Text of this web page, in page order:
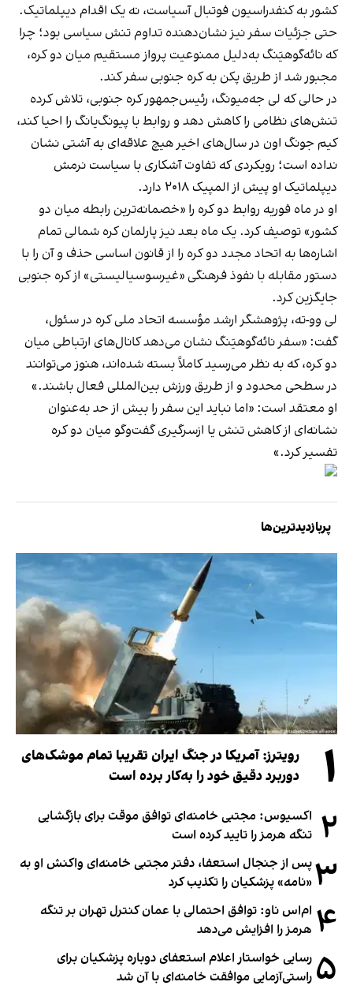
کشور به کنفدراسیون فوتبال آسیاست، نه یک اقدام دیپلماتیک.
حتی جزئیات سفر نیز نشان‌دهنده تداوم تنش سیاسی بود؛ چرا
که نائه‌گو‌هیَنگ به‌دلیل ممنوعیت پرواز مستقیم میان دو کره،
مجبور شد از طریق پکن به کره جنوبی سفر کند.
در حالی که لی جه‌میونگ، رئیس‌جمهور کره جنوبی، تلاش کرده
تنش‌های نظامی را کاهش دهد و روابط با پیونگ‌یانگ را احیا کند،
کیم جونگ اون در سال‌های اخیر هیچ علاقه‌ای به آشتی نشان
نداده است؛ رویکردی که تفاوت آشکاری با سیاست نرمش
دیپلماتیک او پیش از المپیک ۲۰۱۸ دارد.
او در ماه فوریه روابط دو کره را «خصمانه‌ترین رابطه میان دو
کشور» توصیف کرد. یک ماه بعد نیز پارلمان کره شمالی تمام
اشاره‌ها به اتحاد مجدد دو کره را از قانون اساسی حذف و آن را با
دستور مقابله با نفوذ فرهنگی «غیرسوسیالیستی» از کره جنوبی
جایگزین کرد.
لی وو-ته، پژوهشگر ارشد مؤسسه اتحاد ملی کره در سئول،
گفت: «سفر نائه‌گو‌هیَنگ نشان می‌دهد کانال‌های ارتباطی میان
دو کره، که به نظر می‌رسید کاملاً بسته شده‌اند، هنوز می‌توانند
در سطحی محدود و از طریق ورزش بین‌المللی فعال باشند.»
او معتقد است: «اما نباید این سفر را بیش از حد به‌عنوان
نشانه‌ای از کاهش تنش یا ازسرگیری گفت‌وگو میان دو کره
تفسیر کرد.»
پربازدیدترین‌ها
۱
رویترز: آمریکا در جنگ ایران تقریبا تمام موشک‌های
دوربرد دقیق خود را به‌کار برده است
۲ اکسیوس: مجتبی خامنه‌ای توافق موقت برای بازگشایی
تنگه هرمز را تایید کرده است
۳پس از جنجال استعفا، دفتر مجتبی خامنه‌ای واکنش او به
«نامه» پزشکیان را تکذیب کرد
۴ ام‌اس ناو: توافق احتمالی با عمان کنترل تهران بر تنگه
هرمز را افزایش می‌دهد
۵ رسایی خواستار اعلام استعفای دوباره پزشکیان برای
راستی‌آزمایی موافقت خامنه‌ای با آن شد